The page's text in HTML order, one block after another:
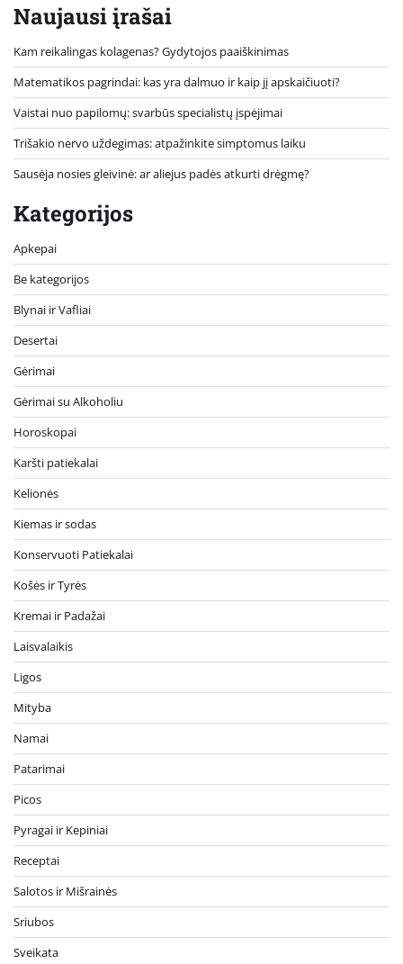
Naujausi įrašai
Kam reikalingas kolagenas? Gydytojos paaiškinimas
Matematikos pagrindai: kas yra dalmuo ir kaip jį apskaičiuoti?
Vaistai nuo papilomų: svarbūs specialistų įspėjimai
Trišakio nervo uždegimas: atpažinkite simptomus laiku
Sausėja nosies gleivinė: ar aliejus padės atkurti drėgmę?
Kategorijos
Apkepai
Be kategorijos
Blynai ir Vafliai
Desertai
Gėrimai
Gėrimai su Alkoholiu
Horoskopai
Karšti patiekalai
Kelionės
Kiemas ir sodas
Konservuoti Patiekalai
Košės ir Tyrės
Kremai ir Padažai
Laisvalaikis
Ligos
Mityba
Namai
Patarimai
Picos
Pyragai ir Kepiniai
Receptai
Salotos ir Mišrainės
Sriubos
Sveikata